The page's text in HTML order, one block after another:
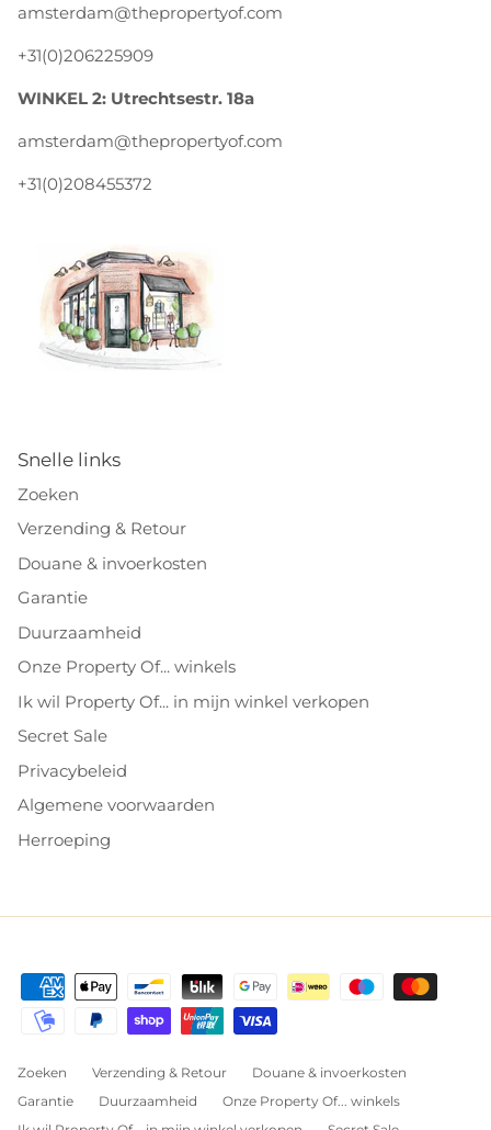
amsterdam@thepropertyof.com
+31(0)206225909
WINKEL 2: Utrechtsestr. 18a
amsterdam@thepropertyof.com
+31(0)208455372
Snelle links
Zoeken
Verzending & Retour
Douane & invoerkosten
Garantie
Duurzaamheid
Onze Property Of... winkels
Ik wil Property Of... in mijn winkel verkopen
Secret Sale
Privacybeleid
Algemene voorwaarden
Herroeping
Zoeken Verzending & Retour
Douane & invoerkosten
Garantie
Duurzaamheid
Onze Property Of... winkels